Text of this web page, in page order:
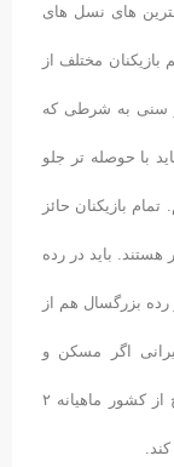
های نسل های
بازیکنان مختلف از
سنی به شرطی که
با حوصله تر جلو
بازیکنان حائز
تیم ملی بزرگسال حدود ۵۰ نفر هستند. باید در رده
رده بزرگسال هم از
اگر مسکن و
خورد و خوراک مناسب داشته باشد و بتواند خارج از کشور ماهیانه ۲